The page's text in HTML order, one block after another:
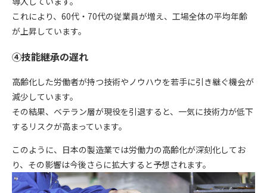
これにより、60代・70代の従業員が増え、工場全体の平均年齢
が上昇しています。
④技能継承の遅れ
高齢化した労働者が持つ技術やノウハウを若手に引き継ぐ機会が
減少しています。
その結果、ベテラン層が現役を引退すると、一気に技術力が低下
するリスクが高まっています。
このように、日本の製造業では労働力の高齢化が深刻化してお
り、その影響は今後さらに拡大すると予想されます。